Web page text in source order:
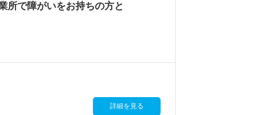
所で障がいをお持ちの方と
詳細を見る